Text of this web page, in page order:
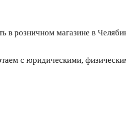
в розничном магазине в
с юридическими,